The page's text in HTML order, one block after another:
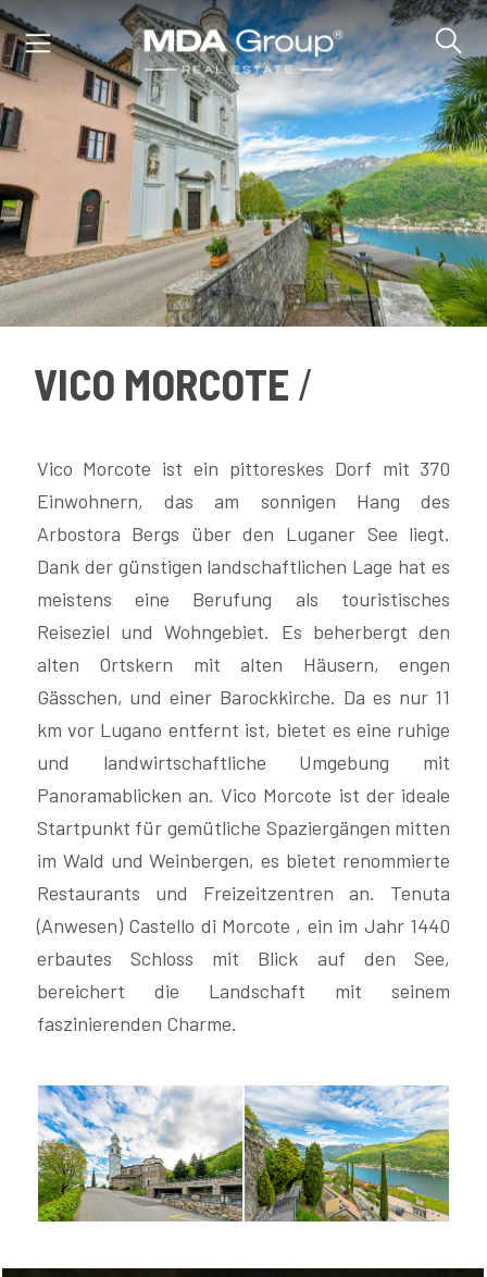
VICO MORCOTE
Vico Morcote ist ein pittoreskes Dorf mit 370
Einwohnern, das am sonnigen Hang des
Arbostora Bergs über den Luganer See liegt.
Dank der günstigen landschaftlichen Lage hat es
meistens eine Berufung als touristisches
Reiseziel und Wohngebiet. Es beherbergt den
alten Ortskern mit alten Häusern, engen
Gässchen, und einer Barockkirche. Da es nur 11
km vor Lugano entfernt ist, bietet es eine ruhige
und landwirtschaftliche Umgebung mit
Panoramablicken an. Vico Morcote ist der ideale
Startpunkt für gemütliche Spaziergängen mitten
im Wald und Weinbergen, es bietet renommierte
Restaurants und Freizeitzentren an. Tenuta
(Anwesen) Castello di Morcote , ein im Jahr 1440
erbautes Schloss mit Blick auf den See,
bereichert die Landschaft mit seinem
faszinierenden Charme.
EN
DE
IMMOBILIEN
KAUFEN
BEWERTEN
NEUIGKEITEN
UNTERNEHMEN
KONTAKTE
AWARDS
FOLGEN
SIE
UNS